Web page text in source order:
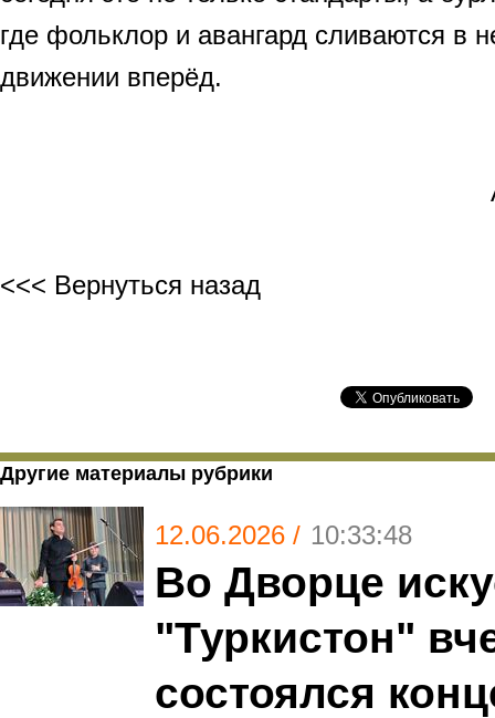
где фольклор и авангард сливаются в
движении вперёд.
АЛИНА
<<< Вернуться назад
Другие материалы рубрики
12.06.2026 / 10:33:48
Во Дворце
"Туркистон"
состоялся